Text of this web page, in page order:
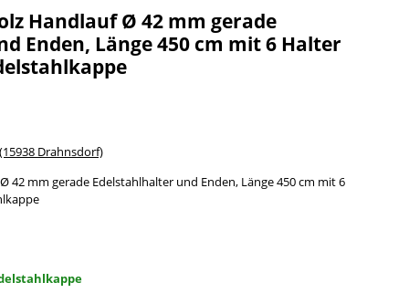
Handlauf Ø 42 mm gerade
Enden, Länge 450 cm mit 6 Halter
Drahnsdorf)
42 mm gerade Edelstahlhalter und Enden, Länge 450 cm mit 6